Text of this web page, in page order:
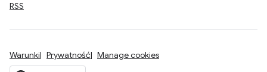
RSS
Warunki Prywatność Manage cookies